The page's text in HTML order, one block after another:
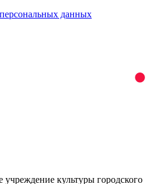
данных
культуры городского